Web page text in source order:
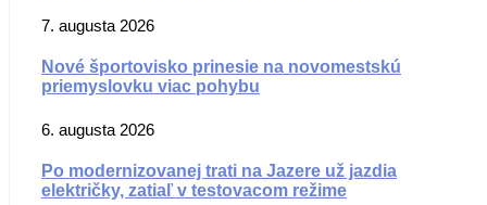
7. augusta 2026
Nové športovisko prinesie na novomestskú
priemyslovku viac pohybu
6. augusta 2026
Po modernizovanej trati na Jazere už jazdia
električky, zatiaľ v testovacom režime